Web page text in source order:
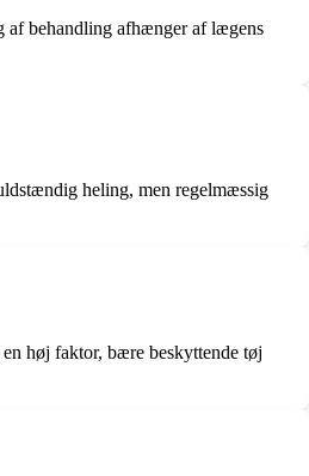
af behandling afhænger af lægens
heling, men regelmæssig
høj faktor, bære beskyttende tøj